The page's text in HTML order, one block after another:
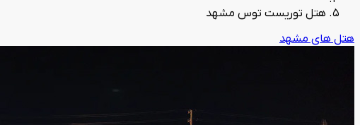
هتل توریست توس مشهد
هتل های مشهد